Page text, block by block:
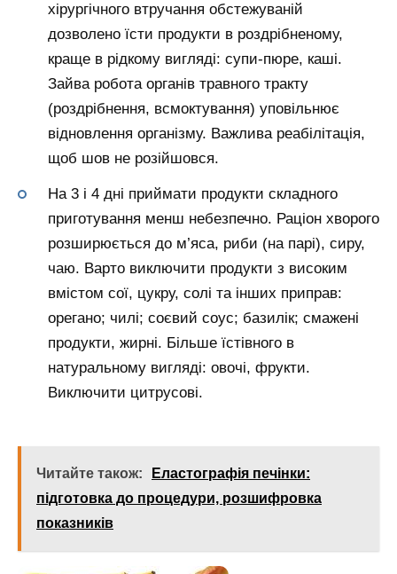
хірургічного втручання обстежуваній
дозволено їсти продукти в роздрібненому,
краще в рідкому вигляді: супи-пюре, каші.
Зайва робота органів травного тракту
(роздрібнення, всмоктування) уповільнює
відновлення організму. Важлива реабілітація,
щоб шов не розійшовся.
На 3 і 4 дні приймати продукти складного
приготування менш небезпечно. Раціон хворого
розширюється до м’яса, риби (на парі), сиру,
чаю. Варто виключити продукти з високим
вмістом сої, цукру, солі та інших приправ:
орегано; чилі; соєвий соус; базилік; смажені
продукти, жирні. Більше їстівного в
натуральному вигляді: овочі, фрукти.
Виключити цитрусові.
Читайте також:
Еластографія печінки:
підготовка до процедури, розшифровка
показників